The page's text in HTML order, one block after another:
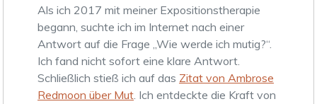
Als ich 2017 mit meiner Expositionstherapie
begann, suchte ich im Internet nach einer
Antwort auf die Frage „Wie werde ich mutig?“.
Ich fand nicht sofort eine klare Antwort.
Schließlich stieß ich auf das Zitat von Ambrose
Redmoon über Mut. Ich entdeckte die Kraft von